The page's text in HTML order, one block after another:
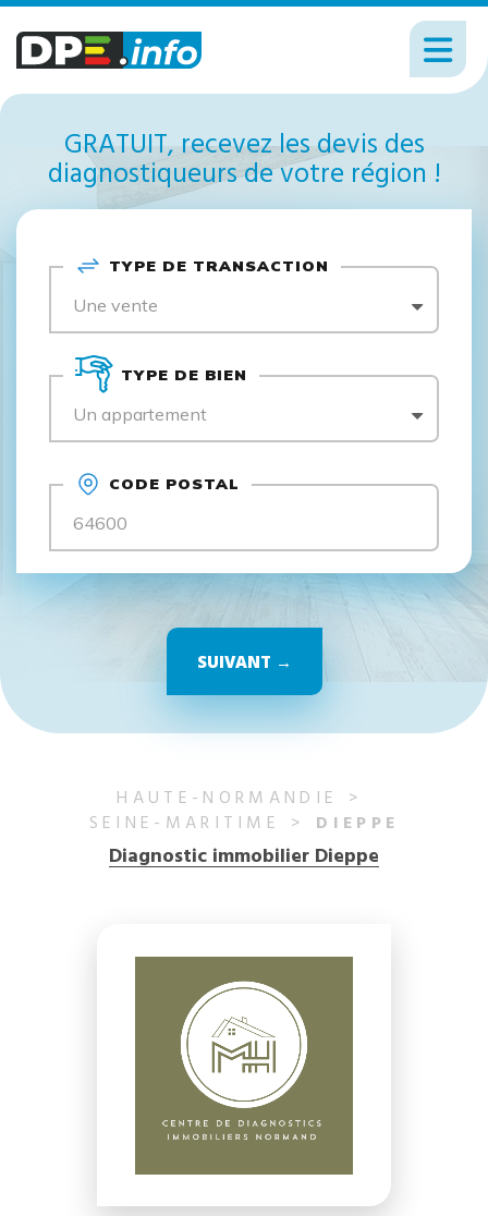
GRATUIT, recevez les devis des
diagnostiqueurs de votre région !
TYPE DE TRANSACTION
Une vente
TYPE DE BIEN
Un appartement
CODE POSTAL
SUIVANT →
HAUTE-NORMANDIE
SEINE-MARITIME
DIEPPE
Diagnostic immobilier Dieppe